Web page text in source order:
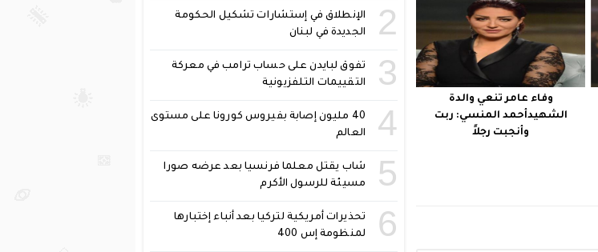
وفاء عامر تنعي والدة
الشهيدأحمد المنسي: ربت
وأنجبت رجلاً
2
الإنطلاق في إستشارات تشكيل الحكومة
الجديدة في لبنان
3
تفوق لبايدن على حساب ترامب في معركة
التقييمات التلفزيونية
4
40 مليون إصابة بفيروس كورونا على مستوى
العالم
5
شاب يقتل معلما فرنسيا بعد عرضه صورا
مسيئة للرسول الأكرم
6
تحذيرات أمريكية لتركيا بعد أنباء إختبارها
لمنظومة إس 400